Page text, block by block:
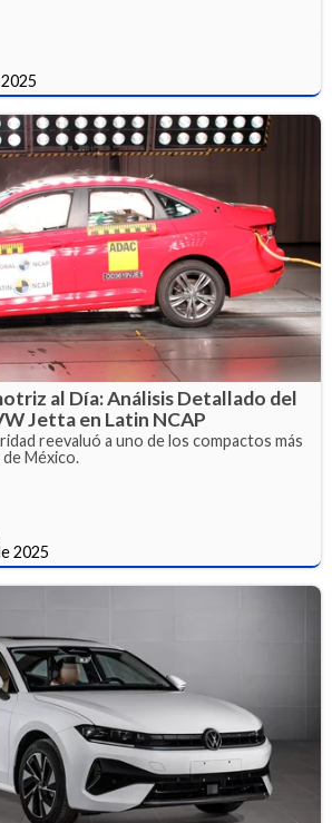
al Día: Análisis Detallado del
Jetta en Latin NCAP
reevaluó a uno de los compactos más
México.
2025